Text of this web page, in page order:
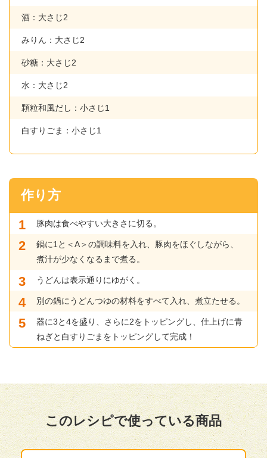
酒：大さじ2
みりん：大さじ2
砂糖：大さじ2
水：大さじ2
顆粒和風だし：小さじ1
白すりごま：小さじ1
作り方
豚肉は食べやすい大きさに切る。
鍋に1と＜A＞の調味料を入れ、豚肉をほぐしながら、
煮汁が少なくなるまで煮る。
うどんは表示通りにゆがく。
別の鍋にうどんつゆの材料をすべて入れ、煮立たせる。
器に3と4を盛り、さらに2をトッピングし、仕上げに青
ねぎと白すりごまをトッピングして完成！
このレシピで使っている商品